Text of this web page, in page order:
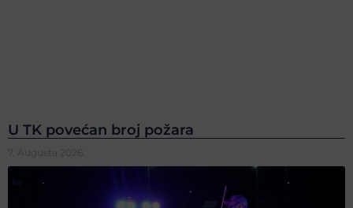
U TK povećan broj požara
7. Augusta 2026.